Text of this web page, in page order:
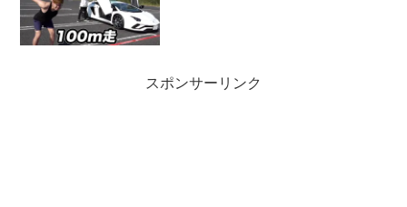
スポンサーリンク